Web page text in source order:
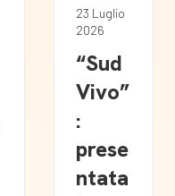
23 Luglio
2026
“Sud
Vivo”
:
prese
ntata